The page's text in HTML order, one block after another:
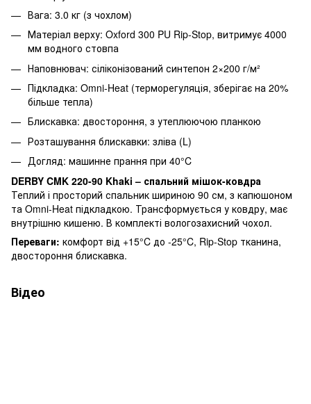
Вага: 3.0 кг (з чохлом)
Матеріал верху: Oxford 300 PU Rip-Stop, витримує 4000
мм водного стовпа
Наповнювач: сіліконізований синтепон 2×200 г/м²
Підкладка: Omni-Heat (терморегуляція, зберігає на 20%
більше тепла)
Блискавка: двостороння, з утеплюючою планкою
Розташування блискавки: зліва (L)
Догляд: машинне прання при 40°C
DERBY CMK 220-90 Khaki – спальний мішок-ковдра
Теплий і просторий спальник шириною 90 см, з капюшоном
та Omni-Heat підкладкою. Трансформується у ковдру, має
внутрішню кишеню. В комплекті вологозахисний чохол.
Переваги: комфорт від +15°C до -25°C, Rip-Stop тканина,
двостороння блискавка.
Відео